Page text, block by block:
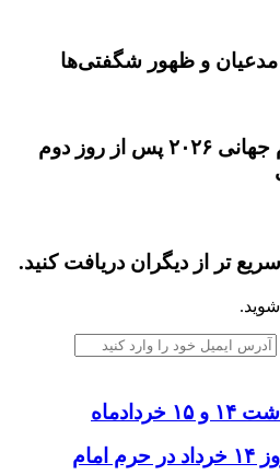
نمودار مرحله حذفی جام جهانی ۲۰۲۶ پس از روز دوم
تر از دیگران دریافت کنید.